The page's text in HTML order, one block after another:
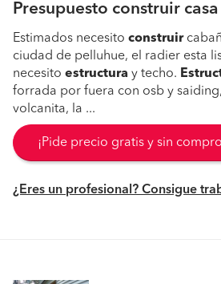
Presupuesto construir
Estimados necesito construir
ciudad de pelluhue, el radier esta
necesito estructura y techo.
forrada por fuera con osb y
volcanita, la ...
¡Pide precio gratis y sin
¿Eres un profesional? Consigue